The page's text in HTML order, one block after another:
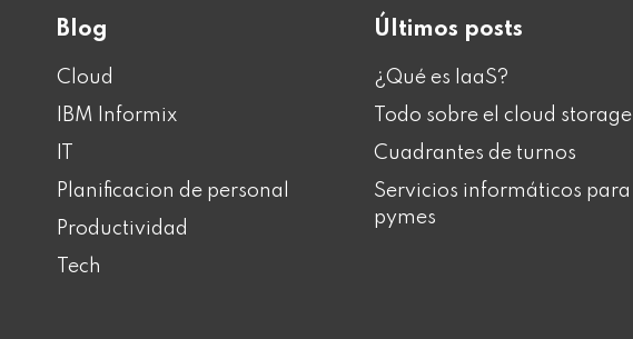
Blog
Cloud
IBM Informix
Planificacion de personal
Productividad
Tech
Últimos posts
¿Qué es IaaS?
Todo sobre el cloud storage
Cuadrantes de turnos
Servicios informáticos para
pymes